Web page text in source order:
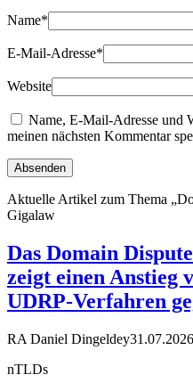
Name*
E-Mail-Adresse*
Website
Name, E-Mail-Adresse und
meinen nächsten Kommentar
Aktuelle Artikel zum Thema
Gigalaw
Das Domain
zeigt einen Anstieg
UDRP-Verfahren
RA Daniel Dingeldey31.07.2026
nTLDs